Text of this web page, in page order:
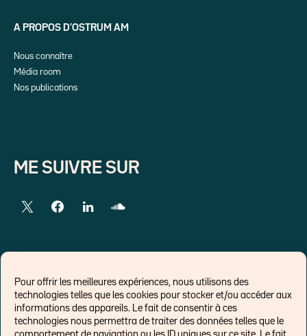
Pour offrir les meilleures expériences, nous utilisons des
technologies telles que les cookies pour stocker et/ou accéder aux
informations des appareils. Le fait de consentir à ces
technologies nous permettra de traiter des données telles que le
A PROPOS D’OSTRUM AM
Nous connaître
Média room
Nos publications
ME SUIVRE SUR
LIENS EXTERNES
Chroniques pour Forbes
Economistes